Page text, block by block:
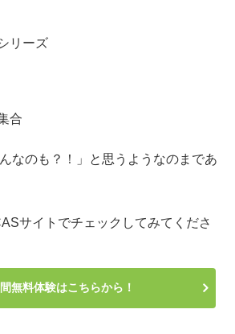
リーズ
合
なのも？！」と思うようなのまであ
サイトでチェックしてみてくださ
無料体験はこちらから！